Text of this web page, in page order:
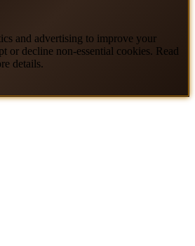
and advertising to improve your
or decline non-essential cookies. Read
details.